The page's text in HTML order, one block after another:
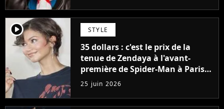
player2 STYLE
35 dollars : c'est le prix de la
tenue de Zendaya à l'avant-
première de Spider-Man à Paris,
"Le style n'a pas besoin de coûter
une fortune"
25 juin 2026